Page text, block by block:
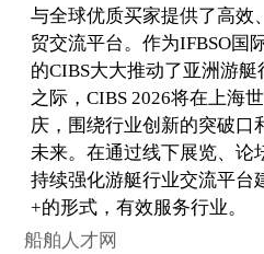
与全球优质买家提供了高效
贸交流平台。作为IFBSO国
的CIBS大大推动了亚洲游
之际，CIBS 2026将在上海
庆，围绕行业创新的突破口
未来。在通过线下展览、论
持续强化游艇行业交流平台
+的形式，有效服务行业。
船舶人才网